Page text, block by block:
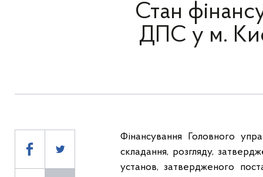
Стан
ДПС у м.
Фінансування Головного
складання, розгляду,
установ, затвердженого